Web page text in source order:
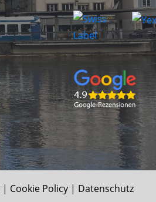
| Cookie Policy | Datenschutz